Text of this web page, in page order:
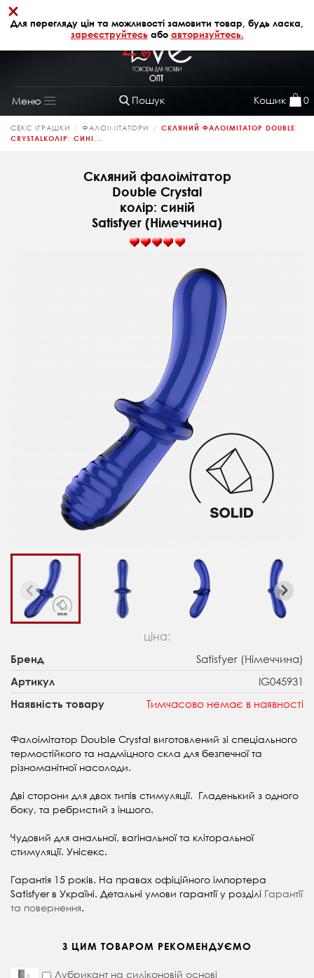
Для перегляду цін та можливості замовити товар, будь ласка,
зареєструйтесьабо авторизуйтесь.
×
Пошук Кошик 0
Меню
Toggle
navigation
СЕКС ІГРАШКИ ФАЛОІМІТАТОРИ
СКЛЯНИЙ ФАЛОІМІТАТОР DOUBLE
CRYSTALКОЛІР: СИНІ...
Скляний фалоімітатор
Double Crystal
колір: синій
Satisfyer (Німеччина)
ціна:
Бренд Satisfyer (Німеччина)
Артикул IG045931
Наявність товару Тимчасово немає в наявності
Фалоімітатор Double Crystal виготовлений зі спеціального
термостійкого та надміцного скла для безпечної та
різноманітної насолоди.
Дві сторони для двох типів стимуляції. Гладенький з одного
боку, та ребристий з іншого.
Чудовий для анальної, вагінальної та кліторальної
стимуляції. Унісекс.
Гарантія 15 років. На правах офіційного імпортера
Satisfyer в Україні. Детальні умови гарантії у розділі Гарантії
та повернення.
З ЦИМ ТОВАРОМ РЕКОМЕНДУЄМО
Лубрикант на силіконовій основі